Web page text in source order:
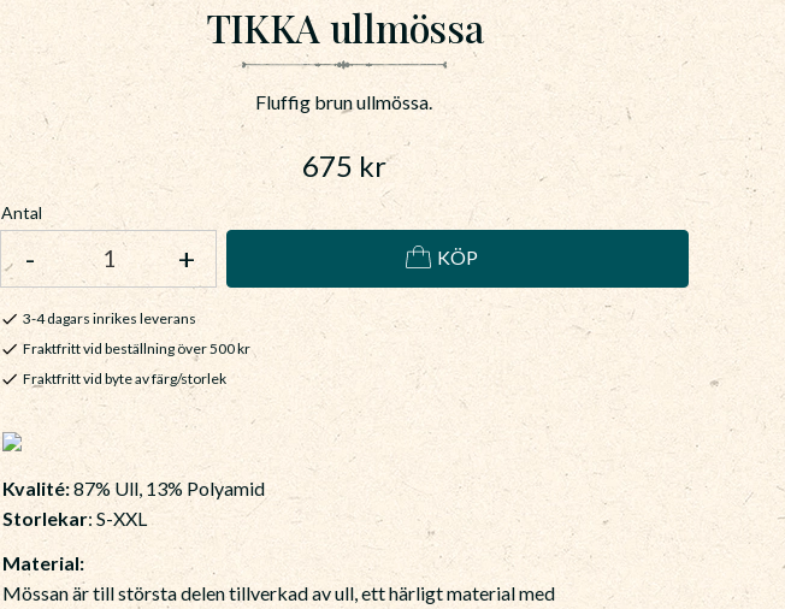
TIKKA ullmössa
Fluffig brun ullmössa.
675 kr
Antal
+
- KÖP
3-4 dagars inrikes leverans
Fraktfritt vid beställning över 500 kr
Fraktfritt vid byte av färg/storlek
Kvalité:87% Ull, 13% Polyamid
Storlekar: S-XXL
Material:
Mössan är till största delen tillverkad av ull, ett härligt material med